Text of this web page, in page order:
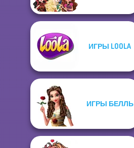
ИГРЫ LOOLA
ИГРЫ БЕЛЛЬ